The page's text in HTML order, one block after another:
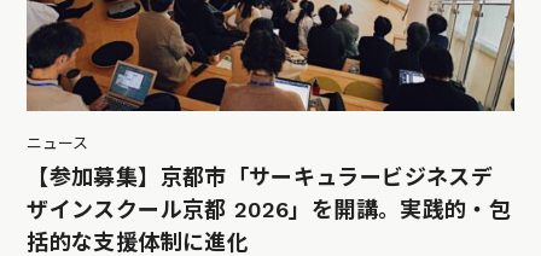
ニュース
【参加募集】京都市「サーキュラービジネスデ
ザインスクール京都 2026」を開講。実践的・包
括的な支援体制に進化